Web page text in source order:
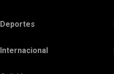
Deportes
Internacional